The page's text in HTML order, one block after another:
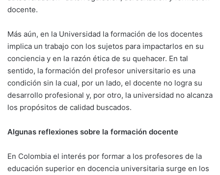
docente.
Más aún, en la Universidad la formación de los docentes
implica un trabajo con los sujetos para impactarlos en su
conciencia y en la razón ética de su quehacer. En tal
sentido, la formación del profesor universitario es una
condición sin la cual, por un lado, el docente no logra su
desarrollo profesional y, por otro, la universidad no alcanza
los propósitos de calidad buscados.
Algunas reflexiones sobre la formación docente
En Colombia el interés por formar a los profesores de la
educación superior en docencia universitaria surge en los